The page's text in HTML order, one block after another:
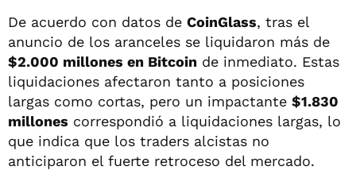
De acuerdo con datos de CoinGlass, tras el
anuncio de los aranceles se liquidaron más de
$2.000 millones en Bitcoin de inmediato. Estas
liquidaciones afectaron tanto a posiciones
largas como cortas, pero un impactante $1.830
millones correspondió a liquidaciones largas, lo
que indica que los traders alcistas no
anticiparon el fuerte retroceso del mercado.